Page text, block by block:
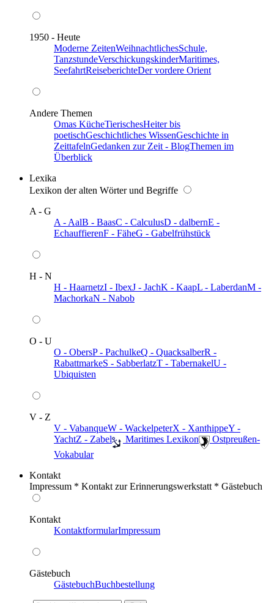
1950 - Heute
Moderne ZeitenWeihnachtlichesSchule,
TanzstundeVerschickungskinderMaritimes,
SeefahrtReiseberichteDer vordere Orient
Andere Themen
Omas KücheTierischesHeiter bis
poetischGeschichtliches WissenGeschichte in
ZeittafelnGedanken zur Zeit - BlogThemen im
Überblick
Lexika
Lexikon der alten Wörter und Begriffe
A - G
A - AalB - BaasC - CalculusD - dalbernE -
EchauffierenF - FäheG - Gabelfrühstück
H - N
H - HaarnetzI - IbexJ - JachK - KaapL - LaberdanM -
MachorkaN - Nabob
O - U
O - ObersP - PachulkeQ - QuacksalberR -
RabattmarkeS - SabberlatzT - TabernakelU -
Ubiquisten
V - Z
V - VabanqueW - WackelpeterX - XanthippeY -
YachtZ - Zabel ️ Maritimes Lexikon
️ Ostpreußen-
Vokabular
Kontakt
Impressum * Kontakt zur Erinnerungswerkstatt * Gästebuch
Kontakt
KontaktformularImpressum
Gästebuch
GästebuchBuchbestellung